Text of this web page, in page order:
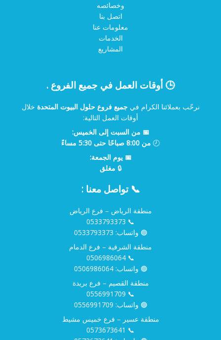
وخصائصه
اتصل بنا
معلومات عنا
الخدمات
المشاريع
🕒 أوقات العمل في جميع الفروع .
نرحّب بعملائنا الكرام فيجميع فروع حلول البيوت المتحدة خلال
أوقات العمل التالية:
📅 من السبت إلى الخميس:
🕗 من 8:00 صباحًا حتى 5:30 مساءً
📅 يوم الجمعة:
🔒 مغلق
📞 تواصل معنا :
منطقة الرياض – فرع الرياض
📞
0533793373
🟢 واتساب: 0533793373
منطقة الشرقية – فرع الدمام
📞
0506986064
🟢 واتساب:0506986064
منطقة القصيم – فرع بريدة
📞
🟢 واتساب: 0556991709
منطقة عسير – فرع خميس مشيط
📞
0573673641